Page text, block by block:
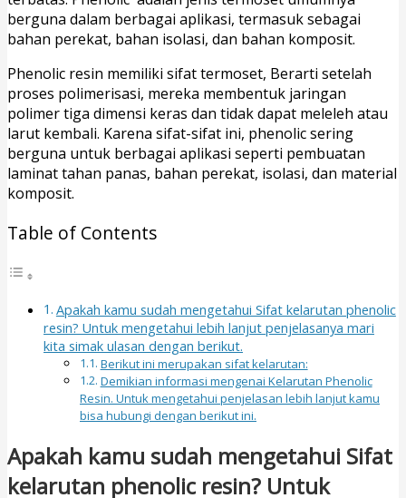
berguna dalam berbagai aplikasi, termasuk sebagai
bahan perekat, bahan isolasi, dan bahan komposit.
Phenolic resin memiliki sifat termoset, Berarti setelah
proses polimerisasi, mereka membentuk jaringan
polimer tiga dimensi keras dan tidak dapat meleleh atau
larut kembali. Karena sifat-sifat ini, phenolic sering
berguna untuk berbagai aplikasi seperti pembuatan
laminat tahan panas, bahan perekat, isolasi, dan material
komposit.
Table of Contents
Apakah kamu sudah mengetahui Sifat kelarutan phenolic
resin? Untuk mengetahui lebih lanjut penjelasanya mari
kita simak ulasan dengan berikut.
Berikut ini merupakan sifat kelarutan:
Demikian informasi mengenai Kelarutan Phenolic
Resin. Untuk mengetahui penjelasan lebih lanjut kamu
bisa hubungi dengan berikut ini.
Apakah kamu sudah mengetahui Sifat
kelarutan phenolic resin? Untuk